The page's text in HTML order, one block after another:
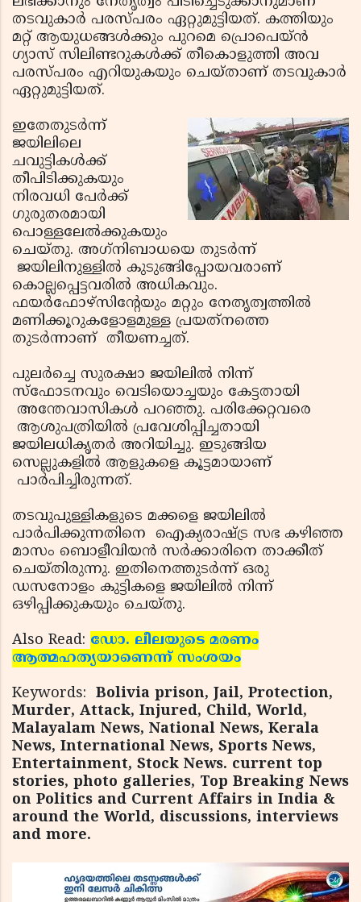
തടവുകാര്‍ പരസ്പരം ഏറ്റുമുട്ടിയത്. കത്തിയും
മറ്റ് ആയുധങ്ങള്‍ക്കും പുറമെ പ്രൊപെയ്ന്‍
ഗ്യാസ് സിലിണ്ടറുകള്‍ക്ക് തീകൊളുത്തി അവ
പരസ്പരം എറിയുകയും ചെയ്താണ് തടവുകാര്‍
ഏറ്റുമുട്ടിയത്.
ഇതേതുടര്‍ന്ന്
ജയിലിലെ
ചവുട്ടികള്‍ക്ക്
തീപിടിക്കുകയും
നിരവധി പേര്‍ക്ക്
ഗുരുതരമായി
പൊള്ളലേല്‍ക്കുകയും
ചെയ്തു. അഗ്‌നിബാധയെ തുടര്‍ന്ന്
ജയിലിനുള്ളില്‍ കുടുങ്ങിപ്പോയവരാണ്
കൊല്ലപ്പെട്ടവരില്‍ അധികവും.
ഫയര്‍ഫോഴ്‌സിന്റേയും മറ്റും നേതൃത്വത്തില്‍
മണിക്കൂറുകളോളമുള്ള പ്രയത്‌നത്തെ
തുടര്‍ന്നാണ് തീയണച്ചത്.
പുലര്‍ച്ചെ സുരക്ഷാ ജയിലില്‍ നിന്ന്
സ്‌ഫോടനവും വെടിയൊച്ചയും കേട്ടതായി
അന്തേവാസികള്‍ പറഞ്ഞു. പരിക്കേറ്റവരെ
ആശുപത്രിയില്‍ പ്രവേശിപ്പിച്ചതായി
ജയിലധികൃതര്‍ അറിയിച്ചു. ഇടുങ്ങിയ
സെല്ലുകളില്‍ ആളുകളെ കൂട്ടമായാണ്
പാര്‍പിച്ചിരുന്നത്.
തടവുപുള്ളികളുടെ മക്കളെ ജയിലില്‍
പാര്‍പിക്കുന്നതിനെ ഐക്യരാഷ്ട്ര സഭ കഴിഞ്ഞ
മാസം ബൊളീവിയന്‍ സര്‍ക്കാരിനെ താക്കീത്
ചെയ്തിരുന്നു. ഇതിനെത്തുടര്‍ന്ന് ഒരു
ഡസനോളം കുട്ടികളെ ജയിലില്‍ നിന്ന്
ഒഴിപ്പിക്കുകയും ചെയ്തു.
Also Read: ഡോ. ലീലയുടെ മരണം
ആത്മഹത്യയാണെന്ന് സംശയം
Keywords: Bolivia prison, Jail, Protection,
Murder, Attack, Injured, Child, World,
Malayalam News, National News, Kerala
News, International News, Sports News,
Entertainment, Stock News. current top
stories, photo galleries, Top Breaking News
on Politics and Current Affairs in India &
around the World, discussions, interviews
and more.